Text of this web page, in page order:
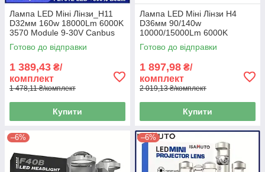
Лампа LED Міні Лінзи_H11
D32мм 160w 18000Lm 6000K
3570 Module 9-30V Canbus
(A80S)
Готово до відправки
1 389,43 ₴/
комплект
1 478,11 ₴/комплект
Купити
Лампа LED Міні Лінзи H4
D36мм 90/140w
10000/15000Lm 6000K
7035+7535 Module 9-30V
Canbus F40PRO
Готово до відправки
1 897,98 ₴/
комплект
2 019,13 ₴/комплект
Купити
–6% –6%